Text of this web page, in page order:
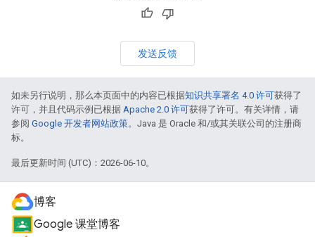
发送反馈
如未另行说明，那么本页面中的内容已根据知识共享署名 4.0 许可获得了
许可，并且代码示例已根据 Apache 2.0 许可获得了许可。有关详情，请
参阅 Google 开发者网站政策。Java 是 Oracle 和/或其关联公司的注册商
标。
最后更新时间 (UTC)：2026-06-10。
博客
Google 课堂博客